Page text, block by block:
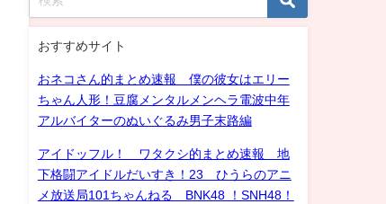
おすすめサイト
おネコさん的まとめ速報 僕の彼女はエリー
ちゃん人形！豆腐メンタルメンヘラ電波中年
アルバイターのぬいぐるみ男子末路編
アイドッフル！ ワタクシ的まとめ速報 地
下格闘アイドルだいすき！23 ひうらのアニ
メ放送局101ちゃんねる BNK48 ！SNH48！